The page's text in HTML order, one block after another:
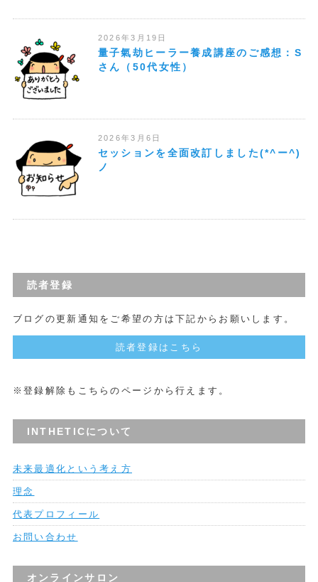
2026年3月19日
量子氣劫ヒーラー養成講座のご感想：S
さん（50代女性）
2026年3月6日
セッションを全面改訂しました(*^ー^)
ノ
読者登録
ブログの更新通知をご希望の方は下記からお願いします。
読者登録はこちら
※登録解除もこちらのページから行えます。
INTHETICについて
未来最適化という考え方
理念
代表プロフィール
お問い合わせ
オンラインサロン